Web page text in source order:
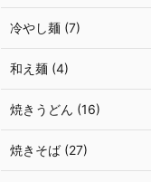
冷やし麺 (7)
和え麺 (4)
焼きうどん (16)
焼きそば (27)